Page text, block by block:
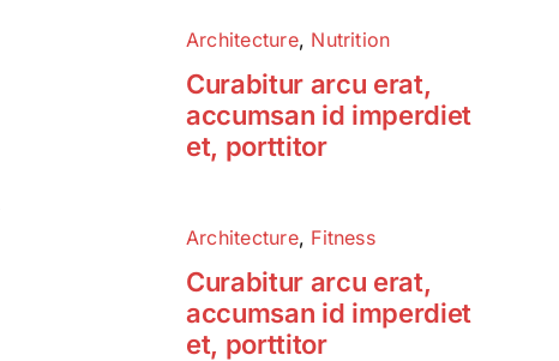
Architecture, Nutrition
Curabitur arcu erat,
accumsan id imperdiet
et, porttitor
Architecture, Fitness
Curabitur arcu erat,
accumsan id imperdiet
et, porttitor